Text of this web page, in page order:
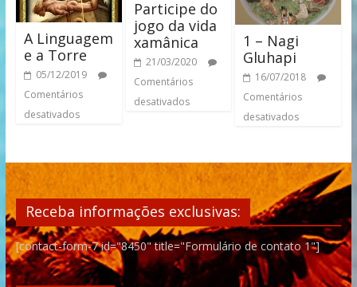
A Linguagem
e a Torre
05/12/2019
Comentários
desativados
Participe do
jogo da vida
xamânica
21/03/2020
Comentários
desativados
1 – Nagi
Gluhapi
16/07/2018
Comentários
desativados
Receba informações exclusivas:
[contact-form-7 id="8450" title="Formulário de contato 1"]